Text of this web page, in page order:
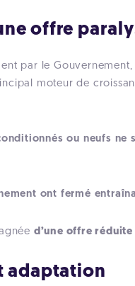
offre
par le
moteur de
ou neufs
ont fermé
d’une offre réduite
adaptation